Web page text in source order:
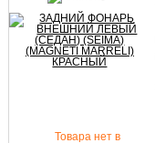
Товара нет в